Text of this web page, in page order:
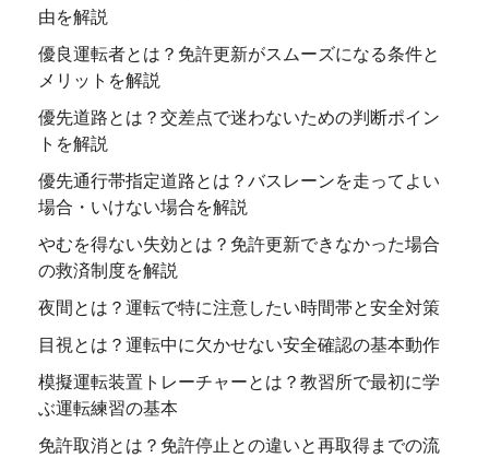
由を解説
優良運転者とは？免許更新がスムーズになる条件と
メリットを解説
優先道路とは？交差点で迷わないための判断ポイン
トを解説
優先通行帯指定道路とは？バスレーンを走ってよい
場合・いけない場合を解説
やむを得ない失効とは？免許更新できなかった場合
の救済制度を解説
夜間とは？運転で特に注意したい時間帯と安全対策
目視とは？運転中に欠かせない安全確認の基本動作
模擬運転装置トレーチャーとは？教習所で最初に学
ぶ運転練習の基本
免許取消とは？免許停止との違いと再取得までの流